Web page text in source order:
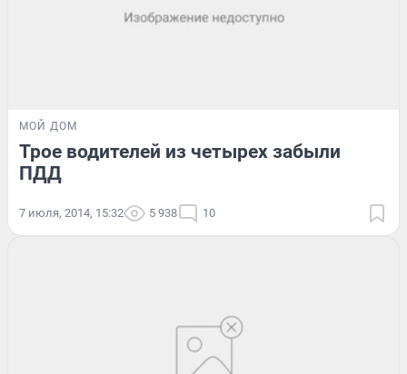
МОЙ ДОМ
Трое водителей из четырех забыли
ПДД
7 июля, 2014, 15:32 5 938 10